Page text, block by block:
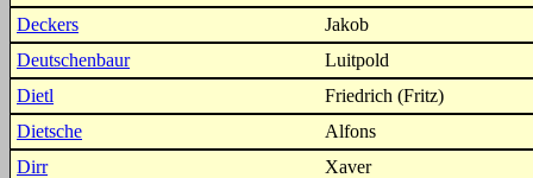
Deckers
Jakob
Deutschenbaur
Luitpold
Dietl
Friedrich (Fritz)
Dietsche
Alfons
Dirr
Xaver